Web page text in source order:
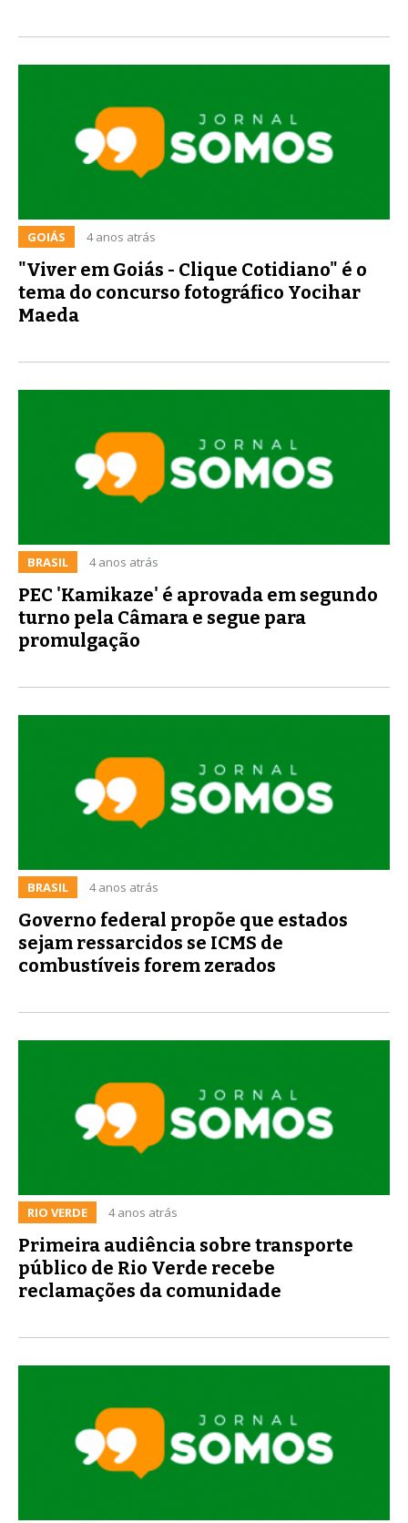
GOIÁS 4 anos atrás
"Viver em Goiás - Clique Cotidiano" é o
tema do concurso fotográfico Yocihar
Maeda
BRASIL 4 anos atrás
PEC 'Kamikaze' é aprovada em segundo
turno pela Câmara e segue para
promulgação
BRASIL 4 anos atrás
Governo federal propõe que estados
sejam ressarcidos se ICMS de
combustíveis forem zerados
RIO VERDE 4 anos atrás
Primeira audiência sobre transporte
público de Rio Verde recebe
reclamações da comunidade